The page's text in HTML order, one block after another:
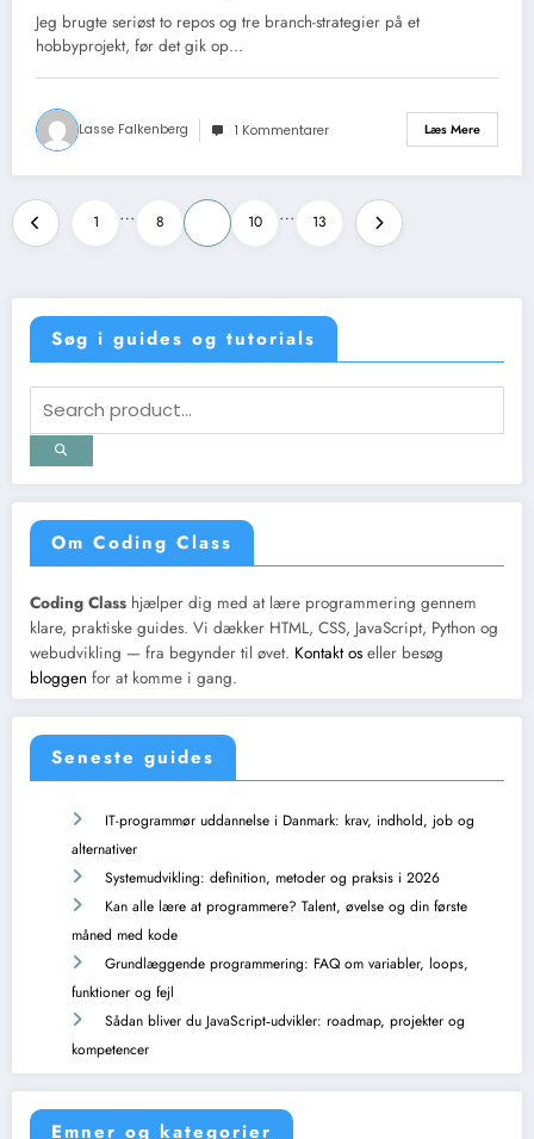
Jeg brugte seriøst to repos og tre branch-strategier på et
hobbyprojekt, før det gik op…
Lasse Falkenberg 1 Kommentarer Læs Mere
Indlægsinddeling
1 … 8 10 … 13
Søg i guides og tutorials
Om Coding Class
Coding Class hjælper dig med at lære programmering gennem
klare, praktiske guides. Vi dækker HTML, CSS, JavaScript, Python og
webudvikling — fra begynder til øvet. Kontakt os eller besøg
bloggen for at komme i gang.
Seneste guides
IT-programmør uddannelse i Danmark: krav, indhold, job og
alternativer
Systemudvikling: definition, metoder og praksis i 2026
Kan alle lære at programmere? Talent, øvelse og din første
måned med kode
Grundlæggende programmering: FAQ om variabler, loops,
funktioner og fejl
Sådan bliver du JavaScript‑udvikler: roadmap, projekter og
kompetencer
Emner og kategorier